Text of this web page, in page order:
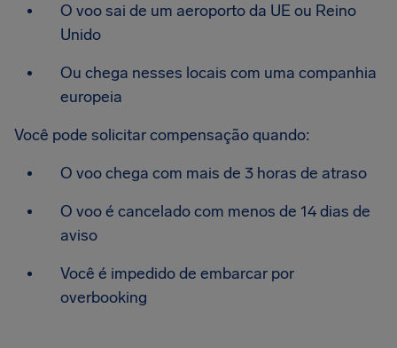
O voo sai de um aeroporto da UE ou Reino
Unido
Ou chega nesses locais com uma companhia
europeia
Você pode solicitar compensação quando:
O voo chega com mais de 3 horas de atraso
O voo é cancelado com menos de 14 dias de
aviso
Você é impedido de embarcar por
overbooking